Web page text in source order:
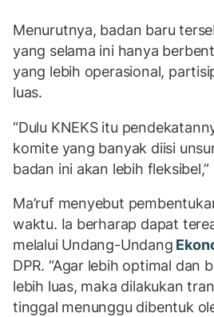
Menurutnya, badan baru
yang selama ini hanya
yang lebih operasional,
luas.
“Dulu KNEKS itu
komite yang banyak diisi
badan ini akan lebih
Ma’ruf menyebut
waktu. Ia berharap dapat
melalui Undang-Undang
DPR. “Agar lebih optimal dan
lebih luas, maka dilakukan
tinggal menunggu dibentuk